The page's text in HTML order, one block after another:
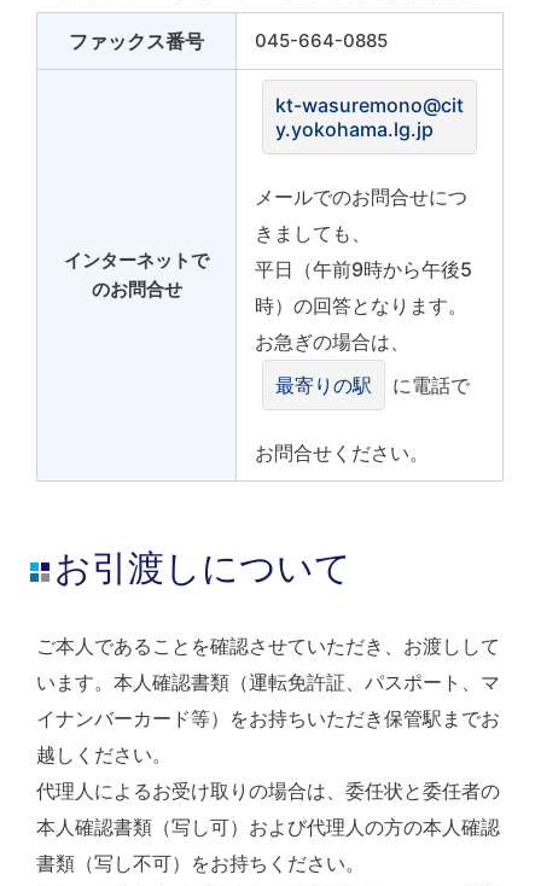
ファックス番号 045-664-0885
インターネットで
のお問合せ
kt-wasuremono@cit
y.yokohama.lg.jp
メールでのお問合せにつ
きましても、
平日（午前9時から午後5
時）の回答となります。
お急ぎの場合は、
最寄りの駅
に電話で
お問合せください。
お引渡しについて
ご本人であることを確認させていただき、お渡しして
います。本人確認書類（運転免許証、パスポート、マ
イナンバーカード等）をお持ちいただき保管駅までお
越しください。
代理人によるお受け取りの場合は、委任状と委任者の
本人確認書類（写し可）および代理人の方の本人確認
書類（写し不可）をお持ちください。